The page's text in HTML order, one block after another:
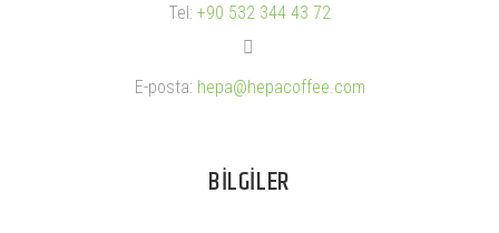
Tel: +90 532 344 43 72


E-posta: hepa@hepacoffee.com
BILGILER